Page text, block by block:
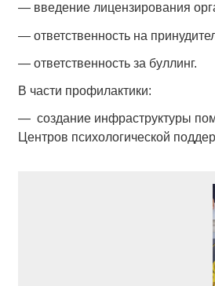
— введение лицензирования
— ответственность на
— ответственность за буллинг.
В части профилактики:
— создание инфраструктуры
Центров психологической